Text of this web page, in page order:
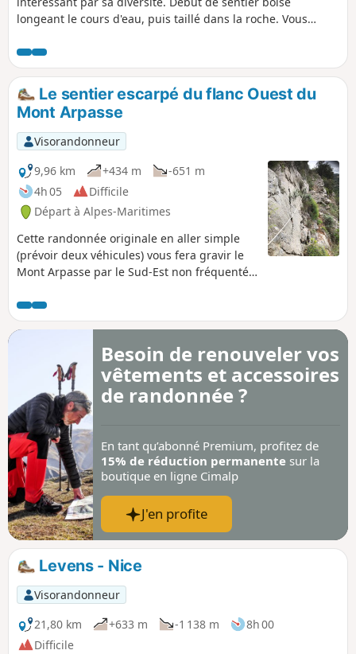
longeant le cours d'eau, puis taillé dans la roche. Vous
finir par des lacets sinueux donnant sur la Vésubie. Suite à
la tempête Alex, le sentier s'arrête au niveau de la Vésubie.
Le sentier escarpé du flanc Ouest du
Mont Arpasse
Visorandonneur
9,96 km
+434 m
-651 m
4h 05
Difficile
Départ à Alpes-Maritimes
Cette randonnée originale en aller simple
(prévoir deux véhicules) vous fera gravir le
Mont Arpasse par le Sud-Est non fréquenté.
long parfois taillé dans la falaise, escarpé et
vertigineux, accroché sur le flanc Ouest
les bâtisseurs du canal de la Vésubie dans
les années 1870 offrant tout du long des
vues sur le Var. La partie entre la balise 296
et l'arrivée est réservée aux randonneurs
expérimentés.
Besoin de renouveler vos
vêtements et accessoires
de randonnée ?
En tant qu’abonné Premium, profitez de
15% de réduction permanente sur la
boutique en ligne Cimalp
J'en profite
Levens - Nice
Visorandonneur
21,80 km
+633 m -1 138 m
8h 00
Difficile